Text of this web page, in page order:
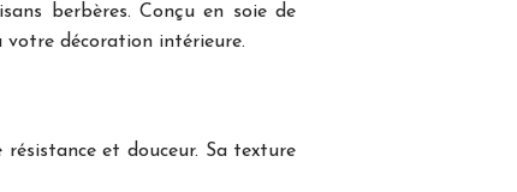
berbères. Conçu en soie de
votre décoration intérieure.
et douceur. Sa texture